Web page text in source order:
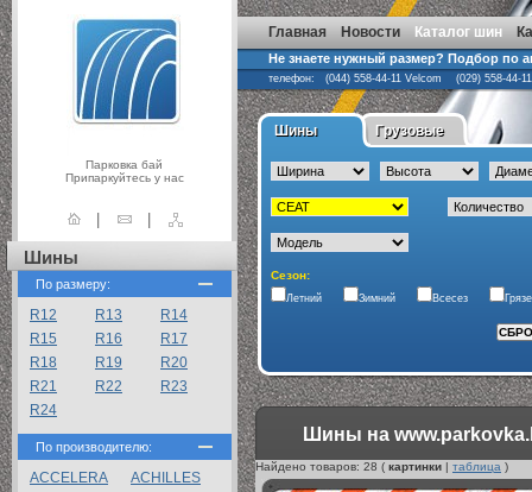
Парковка бай
Припаркуйтесь у нас
| |
Главная Новости Каталог шин
Не знаете нужный размер? Подбор по
телефон: (044) 558-44-11 Velcom (029) 558-44-
Шины Грузовые
Сезон:
Летний Зимний Всесез
Шины на
Найдено товаров: 28 ( картинки | таблица )
Шины
По размеру:
R12 R13
R14
R15
R16
R17
R18
R19
R20
R21
R22
R23
R24
По производителю:
ACCELERA
ACHILLES